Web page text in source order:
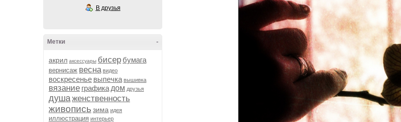
В друзья
-
Метки
акрил аксессуары бисер бумага
вернисаж весна видео
воскресенье выпечка вышивка
вязание графика дом друзья
душаженственность
живопись зима идея
иллюстрация интерьер